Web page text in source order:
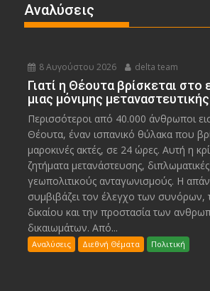
Αναλύσεις
8 Αυγούστου 2026 delta team
Γιατί η Θέουτα βρίσκεται στο
μιας μόνιμης
Περισσότεροι από 40.000 άνθρωποι
Θέουτα, έναν ισπανικό θύλακα που
μαροκινές ακτές, σε 24 ώρες. Αυτή η
ζητήματα μετανάστευσης, διπλωματικές
γεωπολιτικούς ανταγωνισμούς. Η
συμβιβάζει τον έλεγχο των συνόρων,
δικαίου και την προστασία των
δικαιωμάτων. Από...
Αναλύσεις Διεθνή Θέματα Πολιτική